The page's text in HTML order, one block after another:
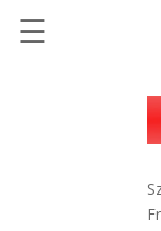
Repülőjegy
☰